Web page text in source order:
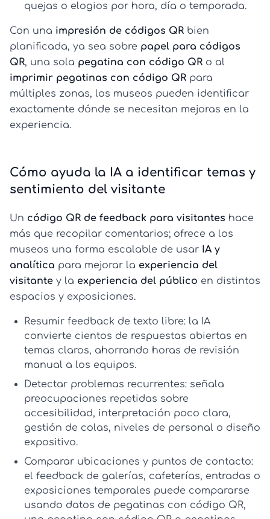
quejas o elogios por hora, día o temporada.
Con una impresión de códigos QR bien
planificada, ya sea sobre papel para códigos
QR, una sola pegatina con código QR o al
imprimir pegatinas con código QR para
múltiples zonas, los museos pueden identificar
exactamente dónde se necesitan mejoras en la
experiencia.
Cómo ayuda la IA a identificar temas y
sentimiento del visitante
Un código QR de feedback para visitantes hace
más que recopilar comentarios; ofrece a los
museos una forma escalable de usar IA y
analítica para mejorar la experiencia del
visitante y la experiencia del público en distintos
espacios y exposiciones.
Resumir feedback de texto libre: la IA
convierte cientos de respuestas abiertas en
temas claros, ahorrando horas de revisión
manual a los equipos.
Detectar problemas recurrentes: señala
preocupaciones repetidas sobre
accesibilidad, interpretación poco clara,
gestión de colas, niveles de personal o diseño
expositivo.
Comparar ubicaciones y puntos de contacto:
el feedback de galerías, cafeterías, entradas o
exposiciones temporales puede compararse
usando datos de pegatinas con código QR,